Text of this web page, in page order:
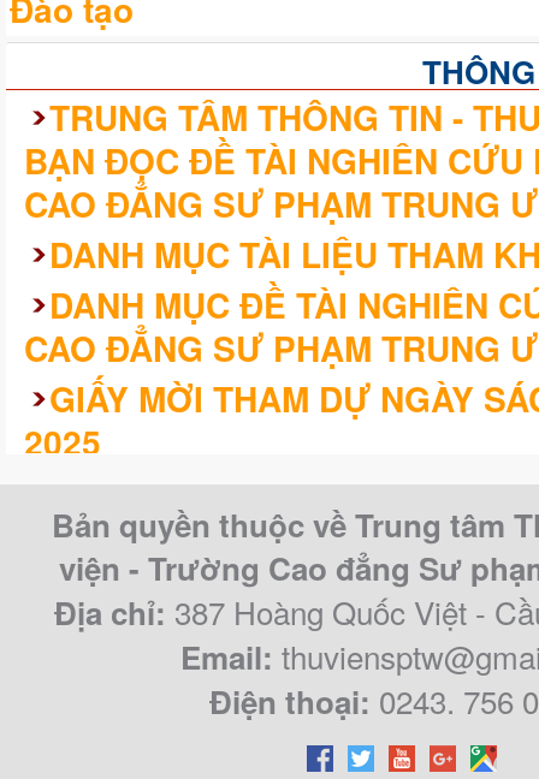
TRUNG TÂM THÔNG TIN -
BẠN ĐỌC ĐỀ TÀI NGHIÊN
CAO ĐẲNG SƯ PHẠM TRUNG
DANH MỤC TÀI LIỆU THAM
DANH MỤC ĐỀ TÀI NGHIÊN
CAO ĐẲNG SƯ PHẠM TRUNG
GIẤY MỜI THAM DỰ NGÀY
2025
CAO ĐẲNG SƯ PHẠM TRUNG
QUY KHÓA 2021 – 2024
Bản quyền thuộc về Trung tâm
viện - Trường Cao đẳng Sư
Địa chỉ: 387 Hoàng Quốc Việt -
Email:
Điện thoại: 0243. 756